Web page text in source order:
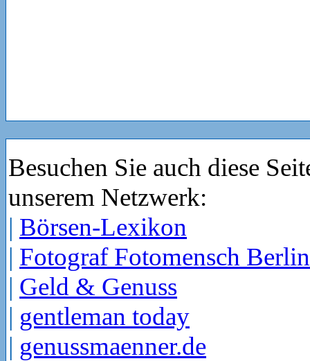
Besuchen Sie auch diese
unserem Netzwerk:
| Börsen-Lexikon
| Fotograf Fotomensch Berlin
| Geld & Genuss
| gentleman today
| genussmaenner.de